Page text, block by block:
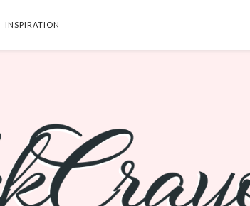
INSPIRATION
SEARCH THIS BLOG